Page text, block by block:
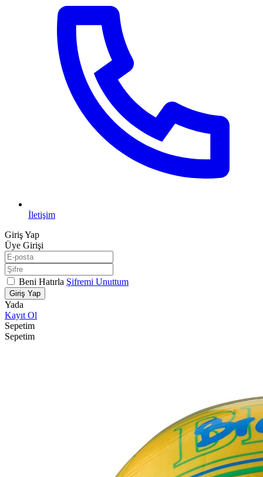
İletişim
Giriş Yap
Üye Girişi
Beni Hatırla Şifremi Unuttum
Giriş Yap
Yada
Kayıt Ol
Sepetim
Sepetim